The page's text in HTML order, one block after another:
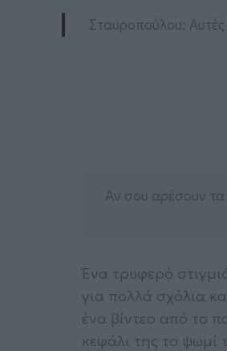
Σταυροπούλου: Αυτές
Αν σου αρέσουν
Ένα τρυφερό
για πολλά σχόλια
ένα βίντεο από το
κεφάλι της το ψωμί